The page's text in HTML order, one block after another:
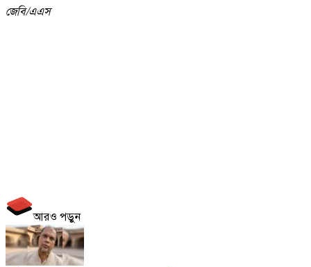
জেবি/এএস
আরও পড়ুন